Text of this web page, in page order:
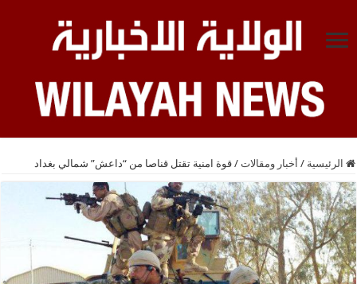
الرئيسية / أخبار ومقالات / قوة امنية تقتل قناصا من “داعش” شمالي بغداد